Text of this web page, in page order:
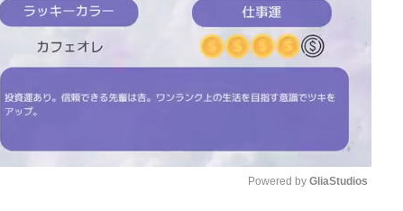
Powered by GliaStudios